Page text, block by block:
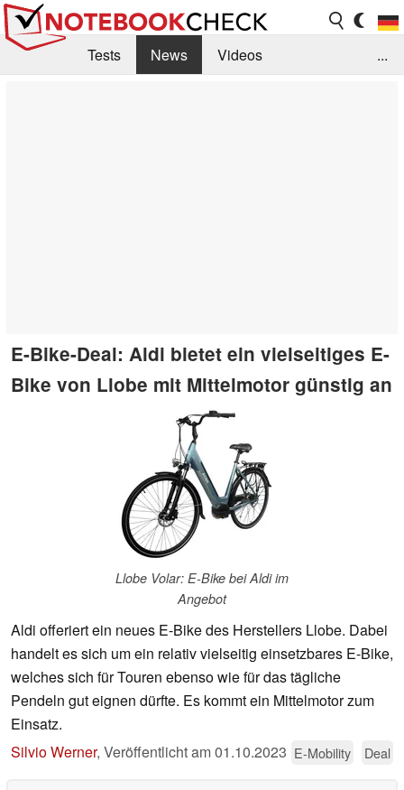
Tests News
Videos
...
E-Bike-Deal: Aldi bietet ein vielseitiges E-
Bike von Llobe mit Mittelmotor günstig an
Llobe Volar: E-Bike bei Aldi im
Angebot
Aldi offeriert ein neues E-Bike des Herstellers Llobe. Dabei
handelt es sich um ein relativ vielseitig einsetzbares E-Bike,
welches sich für Touren ebenso wie für das tägliche
Pendeln gut eignen dürfte. Es kommt ein Mittelmotor zum
Einsatz.
Silvio Werner, Veröffentlicht am01.10.2023 E-Mobility Deal